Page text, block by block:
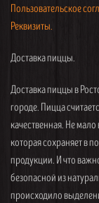
Пользовательское
Реквизиты.
Доставка пиццы.
Доставка пиццы в
городе. Пицца
качественная. Не
которая сохраняет в
продукции. И что
безопасной из
происходило